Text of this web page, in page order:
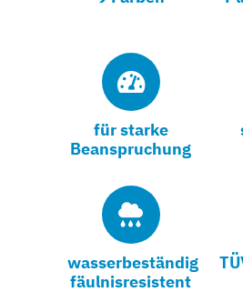
für starke
Beanspruchung
wasserbeständig
fäulnisresistent